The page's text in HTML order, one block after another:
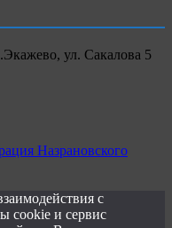
ул. Сакалова 5
Назрановского
с
cookie и сервис